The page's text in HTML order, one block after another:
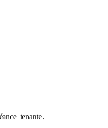
tenante.